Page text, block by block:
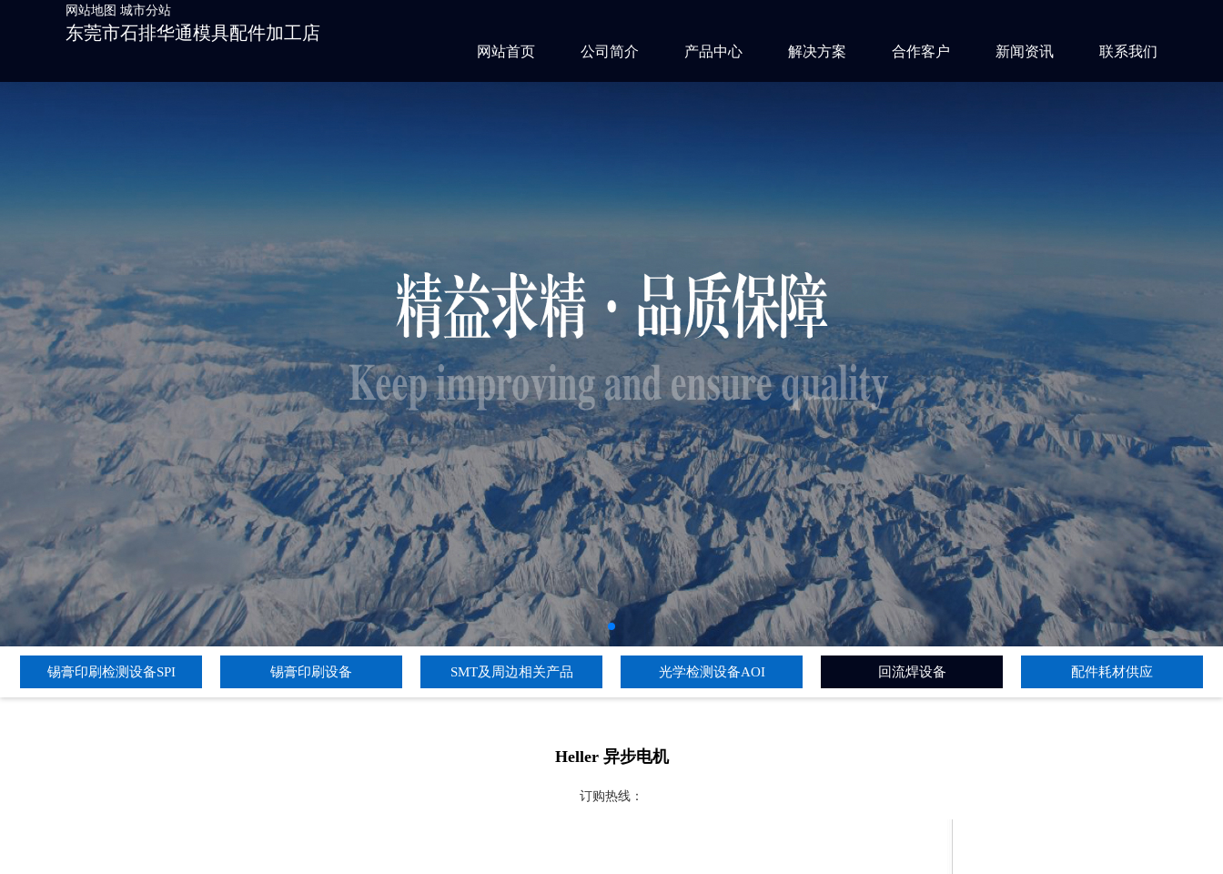
网站地图 城市分站
东莞市石排华通模具配件加工店
网站首页 公司简介 产品中心 解决方案 合作客户 新闻资讯 联系我们
锡膏印刷检测设备SPI 锡膏印刷设备 SMT及周边相关产品 光学检测设备AOI 回流焊设备 配件耗材供应
Heller 异步电机
订购热线：